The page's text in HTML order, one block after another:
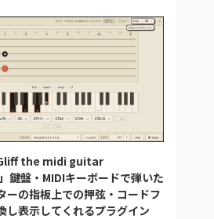
Gliff the midi guitar
盤・MIDIキーボードで弾いた
ーの指板上での押弦・コードフ
し表示してくれるプラグイン